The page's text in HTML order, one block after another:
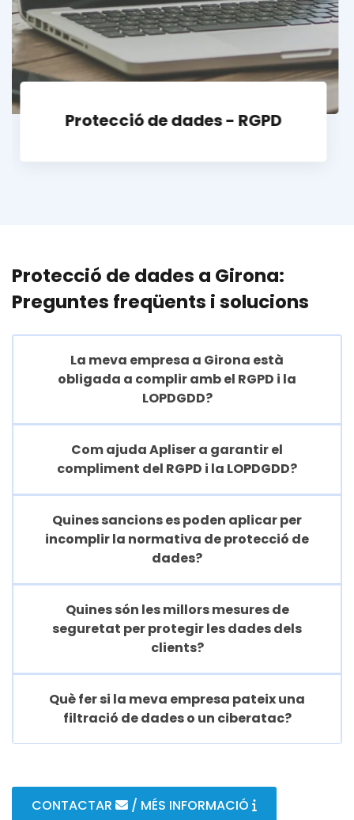
Còpies de seguretat
Protecció de dades a Girona:
Preguntes freqüents i solucions
La meva empresa a Girona està
obligada a complir amb el RGPD i la
LOPDGDD?
Com ajuda Apliser a garantir el
compliment del RGPD i la LOPDGDD?
Quines sancions es poden aplicar per
incomplir la normativa de protecció de
dades?
Quines són les millors mesures de
seguretat per protegir les dades dels
clients?
Què fer si la meva empresa pateix una
filtració de dades o un ciberatac?
CONTACTAR / MÉS INFORMACIÓ